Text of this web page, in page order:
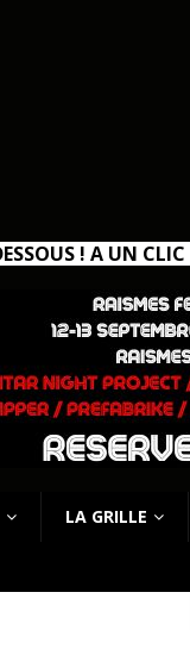
! A UN
LA GRILLE